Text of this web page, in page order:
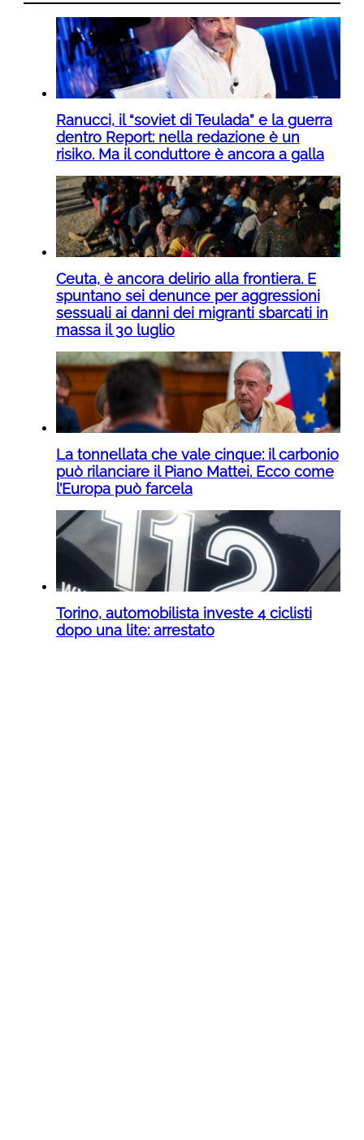
Ranucci, il “soviet di Teulada” e la guerra
dentro Report: nella redazione è un
risiko. Ma il conduttore è ancora a galla
Ceuta, è ancora delirio alla frontiera. E
spuntano sei denunce per aggressioni
sessuali ai danni dei migranti sbarcati in
massa il 30 luglio
La tonnellata che vale cinque: il carbonio
può rilanciare il Piano Mattei. Ecco come
l’Europa può farcela
Torino, automobilista investe 4 ciclisti
dopo una lite: arrestato